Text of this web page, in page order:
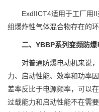
ExdIICT4适用于工厂用II
组爆炸性气体混合物存在的
二、YBBP系列变频防
对普通防爆电动机来说，
力、启动性能、效率和功率
差率反比于电源频率，可以
过载能力和启动性能不在需